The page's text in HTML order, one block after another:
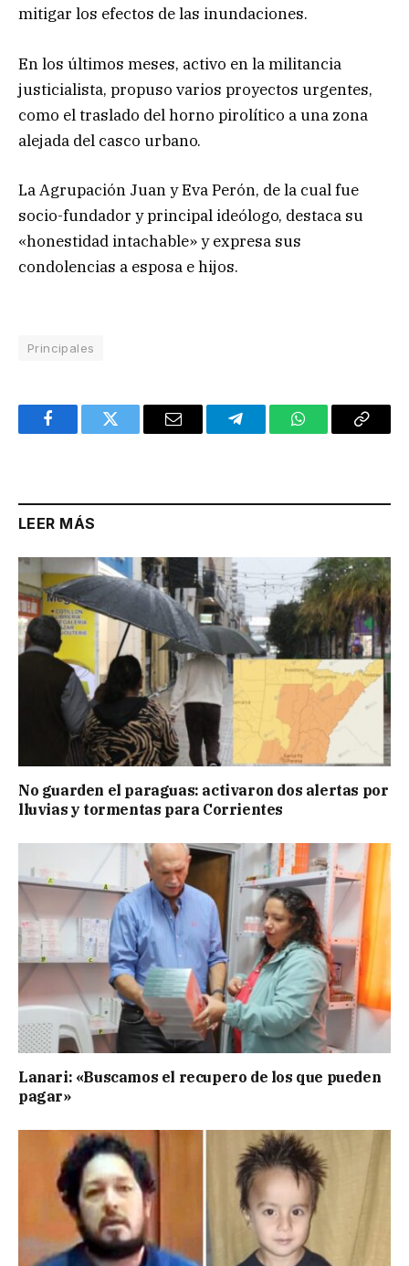
mitigar los efectos de las inundaciones.
En los últimos meses, activo en la militancia
justicialista, propuso varios proyectos urgentes,
como el traslado del horno pirolítico a una zona
alejada del casco urbano.
La Agrupación Juan y Eva Perón, de la cual fue
socio-fundador y principal ideólogo, destaca su
«honestidad intachable» y expresa sus
condolencias a esposa e hijos.
Principales
FacebookTwitter Email TelegramWhatsAppCopy
LEER MÁS
No guarden el paraguas: activaron dos alertas por
lluvias y tormentas para Corrientes
Lanari: «Buscamos el recupero de los que pueden
pagar»